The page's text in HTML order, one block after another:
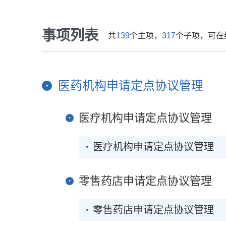
税收财务
事项列表 共139个主项， 317个子项，可在
医药机构申请定点协议管理
医疗机构申请定点协议管理
医疗机构申请定点协议管理
零售药店申请定点协议管理
零售药店申请定点协议管理